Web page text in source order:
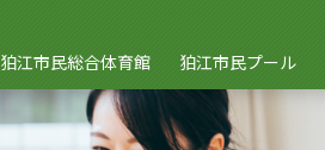
狛江市民総合体育館 狛江市民プール